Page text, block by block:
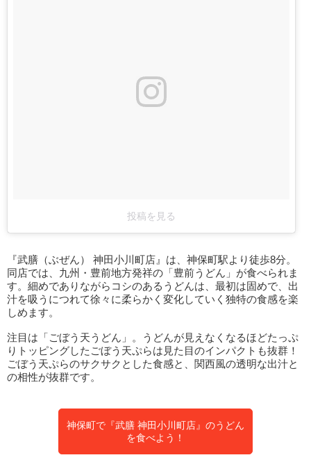
投稿を見る
『武膳（ぶぜん） 神田小川町店』は、神保町駅より徒歩8分。
同店では、九州・豊前地方発祥の「豊前うどん」が食べられま
す。細めでありながらコシのあるうどんは、最初は固めで、出
汁を吸うにつれて徐々に柔らかく変化していく独特の食感を楽
しめます。
注目は「ごぼう天うどん」。うどんが見えなくなるほどたっぷ
りトッピングしたごぼう天ぷらは見た目のインパクトも抜群！
ごぼう天ぷらのサクサクとした食感と、関西風の透明な出汁と
の相性が抜群です。
神保町で『武膳 神田小川町店』のうどん
を食べよう！